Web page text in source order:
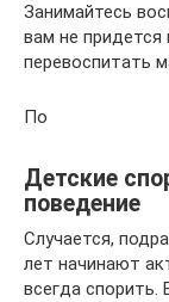
Занимайтесь
вам не
перевоспитать
По
Детские
поведение
Случается,
лет начинают
всегда